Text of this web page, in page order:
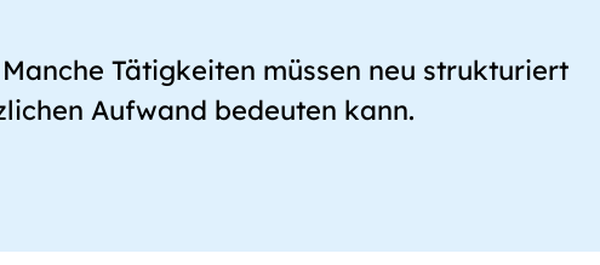
Manche Tätigkeiten müssen neu strukturiert
Aufwand bedeuten kann.